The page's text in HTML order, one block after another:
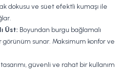
dokusu ve süet efektli kumaşı ile
Üst: Boyundan burgu bağlamalı
görünüm sunar. Maksimum konfor ve
tasarımı, güvenli ve rahat bir kullanım